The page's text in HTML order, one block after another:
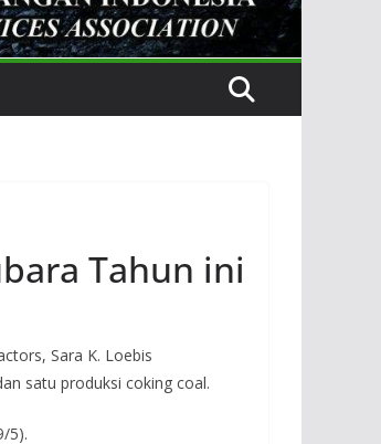
Tahun ini
Sara K. Loebis
satu produksi coking coal.
5).